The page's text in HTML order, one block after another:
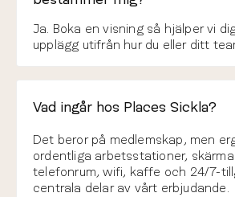
Ja. Boka en visning så hjälper vi
upplägg utifrån hur du eller ditt
Vad ingår hos Places Sickla?
Det beror på medlemskap, men
ordentliga arbetsstationer,
telefonrum, wifi, kaffe och 24/7-
centrala delar av vårt erbjudande.